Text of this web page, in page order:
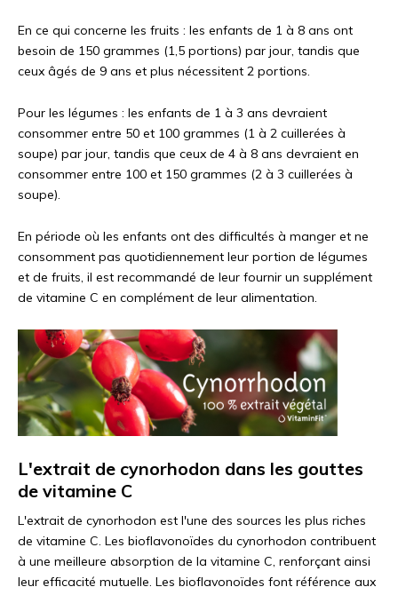
En ce qui concerne les fruits : les enfants de 1 à 8 ans ont
besoin de 150 grammes (1,5 portions) par jour, tandis que
ceux âgés de 9 ans et plus nécessitent 2 portions.
Pour les légumes : les enfants de 1 à 3 ans devraient
consommer entre 50 et 100 grammes (1 à 2 cuillerées à
soupe) par jour, tandis que ceux de 4 à 8 ans devraient en
consommer entre 100 et 150 grammes (2 à 3 cuillerées à
soupe).
En période où les enfants ont des difficultés à manger et ne
consomment pas quotidiennement leur portion de légumes
et de fruits, il est recommandé de leur fournir un supplément
de vitamine C en complément de leur alimentation.
L'extrait de cynorhodon dans les gouttes
de vitamine C
L'extrait de cynorhodon est l'une des sources les plus riches
de vitamine C. Les bioflavonoïdes du cynorhodon contribuent
à une meilleure absorption de la vitamine C, renforçant ainsi
leur efficacité mutuelle. Les bioflavonoïdes font référence aux